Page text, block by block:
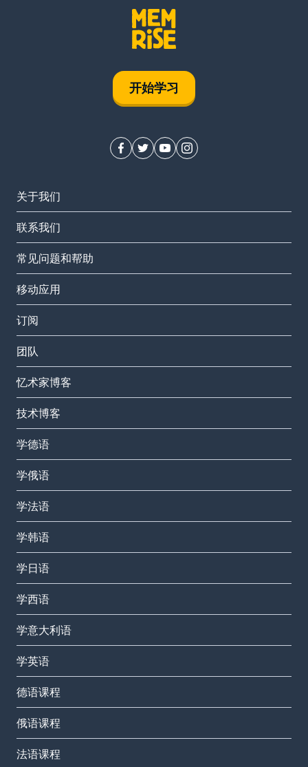
开始学习
关于我们
联系我们
常见问题和帮助
移动应用
订阅
团队
忆术家博客
技术博客
学德语
学俄语
学法语
学韩语
学日语
学西语
学意大利语
学英语
德语课程
俄语课程
法语课程